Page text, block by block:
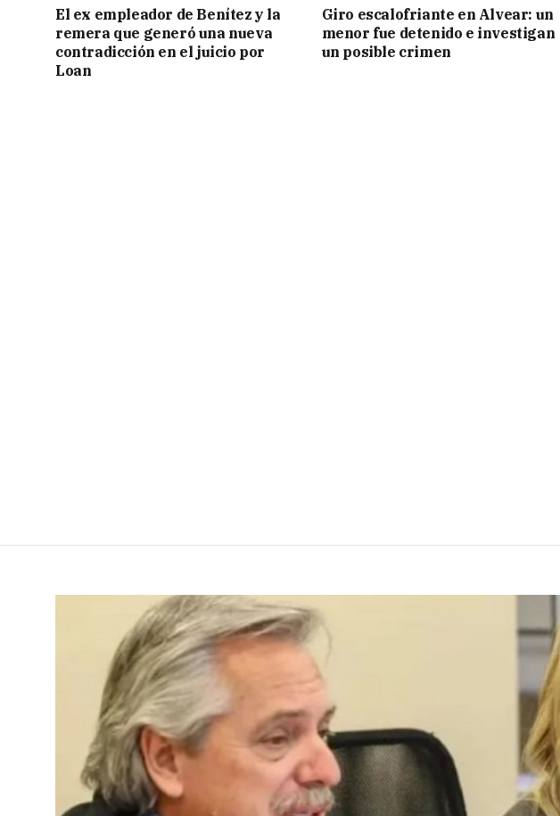
El ex empleador de Benítez y la
remera que generó una nueva
contradicción en el juicio por
Loan
Giro escalofriante en Alvear: un
menor fue detenido e investigan
un posible crimen